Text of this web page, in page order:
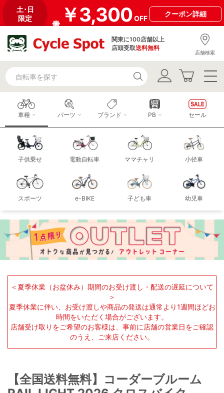
土･日
限定
￥3,300OFF
クーポン詳細
関東に100店舗以上
店頭受取送料無料
店舗検索
車種
子供乗せ 電動自転車 ママチャリ 小径車
スポーツ e-BIKE 子ども車 幼児車
パーツ ブランド PB セール
＜夏季休業（お盆休み）期間のお受け渡し・配送の遅延について
＞
夏季休業に伴い、お受け渡しや商品の発送は通常より1週間ほどお
時間をいただく場合がございます。
店舗受け取りをご希望のお客様は、事前に店舗の営業日をご確認
のうえ、ご来店ください。
【全国送料無料】コーダーブルーム